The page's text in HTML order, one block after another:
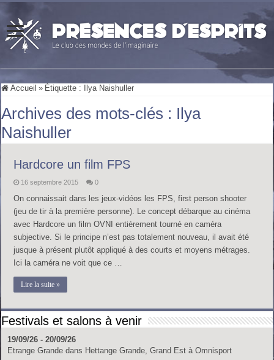
Accueil » Étiquette : Ilya Naishuller
Archives des mots-clés : Ilya
Naishuller
Hardcore un film FPS
16 septembre 2015 0
On connaissait dans les jeux-vidéos les FPS, first person shooter
(jeu de tir à la première personne). Le concept débarque au cinéma
avec Hardcore un film OVNI entièrement tourné en caméra
subjective. Si le principe n’est pas totalement nouveau, il avait été
jusque à présent plutôt appliqué à des courts et moyens métrages.
Ici la caméra ne voit que ce …
Lire la suite »
Festivals et salons à venir
19/09/26 - 20/09/26
Etrange Grande dans Hettange Grande, Grand Est à Omnisport